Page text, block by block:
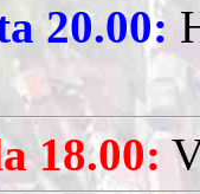
20.00:
18.00: